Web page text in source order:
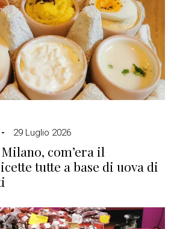
29 Luglio 2026
com’era il
tutte a base di uova di